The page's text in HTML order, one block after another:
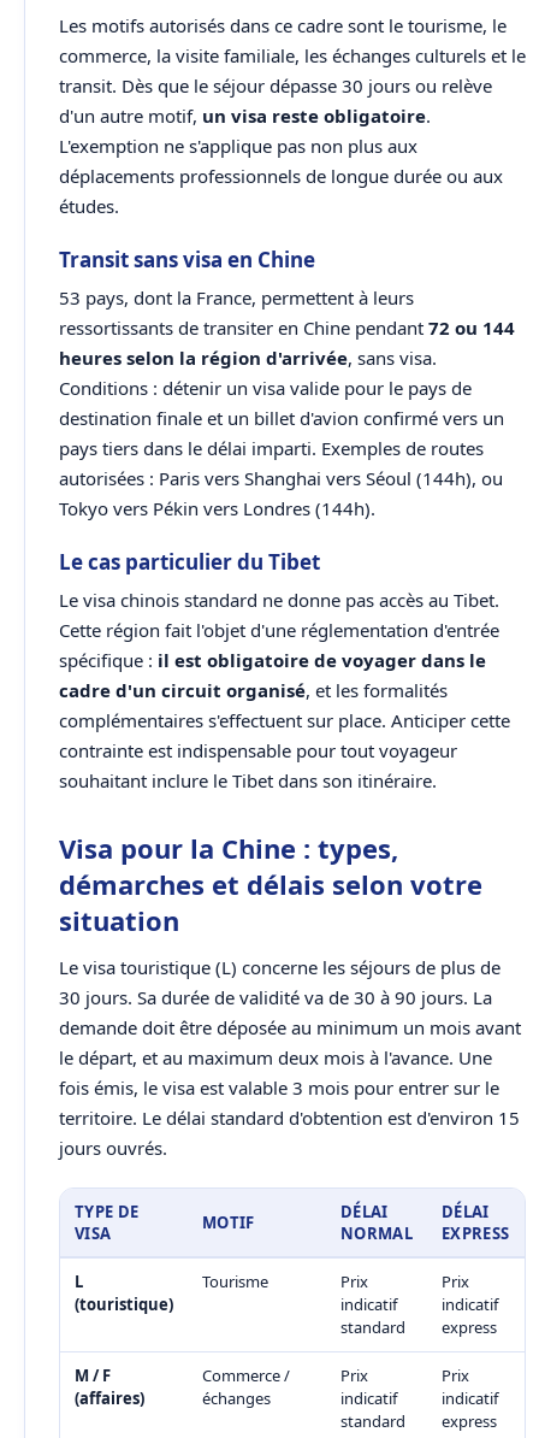
Les motifs autorisés dans ce cadre sont le tourisme, le
commerce, la visite familiale, les échanges culturels et le
transit. Dès que le séjour dépasse 30 jours ou relève
d'un autre motif, un visa reste obligatoire.
L'exemption ne s'applique pas non plus aux
déplacements professionnels de longue durée ou aux
études.
Transit sans visa en Chine
53 pays, dont la France, permettent à leurs
ressortissants de transiter en Chine pendant 72 ou 144
heures selon la région d'arrivée, sans visa.
Conditions : détenir un visa valide pour le pays de
destination finale et un billet d'avion confirmé vers un
pays tiers dans le délai imparti. Exemples de routes
autorisées : Paris vers Shanghai vers Séoul (144h), ou
Tokyo vers Pékin vers Londres (144h).
Le cas particulier du Tibet
Le visa chinois standard ne donne pas accès au Tibet.
Cette région fait l'objet d'une réglementation d'entrée
spécifique : il est obligatoire de voyager dans le
cadre d'un circuit organisé, et les formalités
complémentaires s'effectuent sur place. Anticiper cette
contrainte est indispensable pour tout voyageur
souhaitant inclure le Tibet dans son itinéraire.
Visa pour la Chine : types,
démarches et délais selon votre
situation
Le visa touristique (L) concerne les séjours de plus de
30 jours. Sa durée de validité va de 30 à 90 jours. La
demande doit être déposée au minimum un mois avant
le départ, et au maximum deux mois à l'avance. Une
fois émis, le visa est valable 3 mois pour entrer sur le
territoire. Le délai standard d'obtention est d'environ 15
jours ouvrés.
TYPE DE
VISA
MOTIF
DÉLAI
NORMAL
DÉLAI
EXPRESS
L
(touristique)
Tourisme
Prix
indicatif
standard
Prix
indicatif
express
M / F
(affaires)
Commerce /
échanges
Prix
indicatif
standard
Prix
indicatif
express